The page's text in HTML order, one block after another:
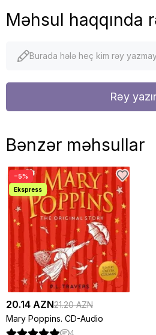
Məhsul haqqında
Burada hələ heç kim rəy
Rəy
Bənzər məhsullar
−5%
20.14 AZN21.20 AZN
Mary Poppins. CD-Audio
4